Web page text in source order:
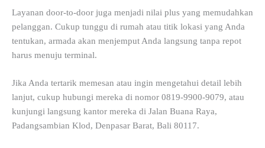
Layanan door-to-door juga menjadi nilai plus yang memudahkan
pelanggan. Cukup tunggu di rumah atau titik lokasi yang Anda
tentukan, armada akan menjemput Anda langsung tanpa repot
harus menuju terminal.
Jika Anda tertarik memesan atau ingin mengetahui detail lebih
lanjut, cukup hubungi mereka di nomor 0819-9900-9079, atau
kunjungi langsung kantor mereka di Jalan Buana Raya,
Padangsambian Klod, Denpasar Barat, Bali 80117.